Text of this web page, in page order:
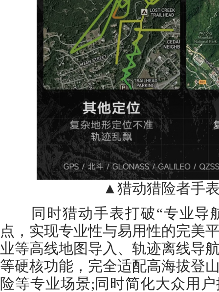
▲猎动猎险者手表
同时猎动手表打破“专业导
点，实现专业性与易用性的完美
业等高线地图导入、轨迹离线导
等硬核功能，完全适配高海拔登
险等专业场景;同时简化大众用